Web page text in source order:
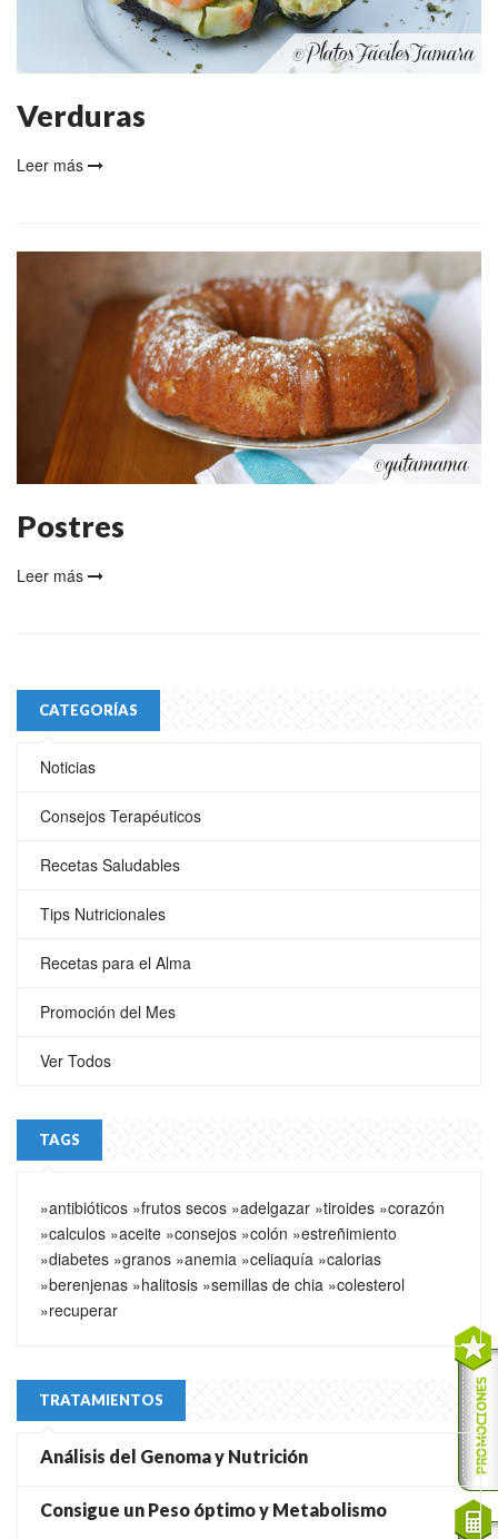
Verduras
Leer más
Postres
Leer más
CATEGORÍAS
Noticias
Consejos Terapéuticos
Recetas Saludables
Tips Nutricionales
Recetas para el Alma
Promoción del Mes
Ver Todos
TAGS
»antibióticos »frutos secos »adelgazar »tiroides »corazón
»calculos »aceite »consejos »colón »estreñimiento
»diabetes »granos »anemia »celiaquía »calorias
»berenjenas »halitosis »semillas de chia »colesterol
»recuperar
TRATAMIENTOS
Análisis del Genoma y Nutrición
Consigue un Peso óptimo y Metabolismo